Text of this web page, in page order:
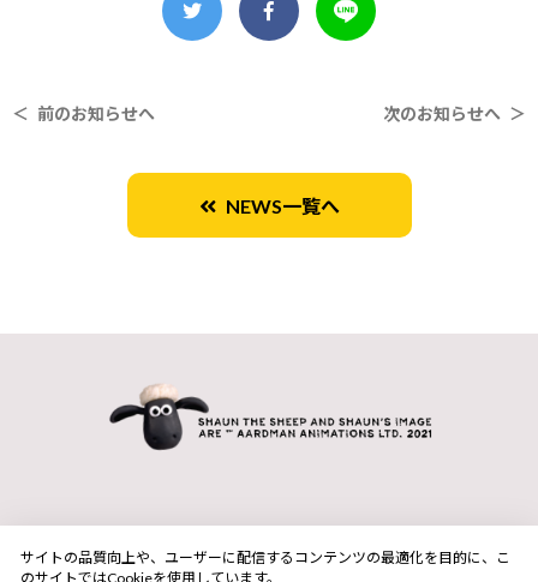
＜ 前のお知らせへ 次のお知らせへ ＞
NEWS一覧へ
サイトの品質向上や、ユーザーに配信するコンテンツの最適化を目的に、こ
のサイトではCookieを使用しています。